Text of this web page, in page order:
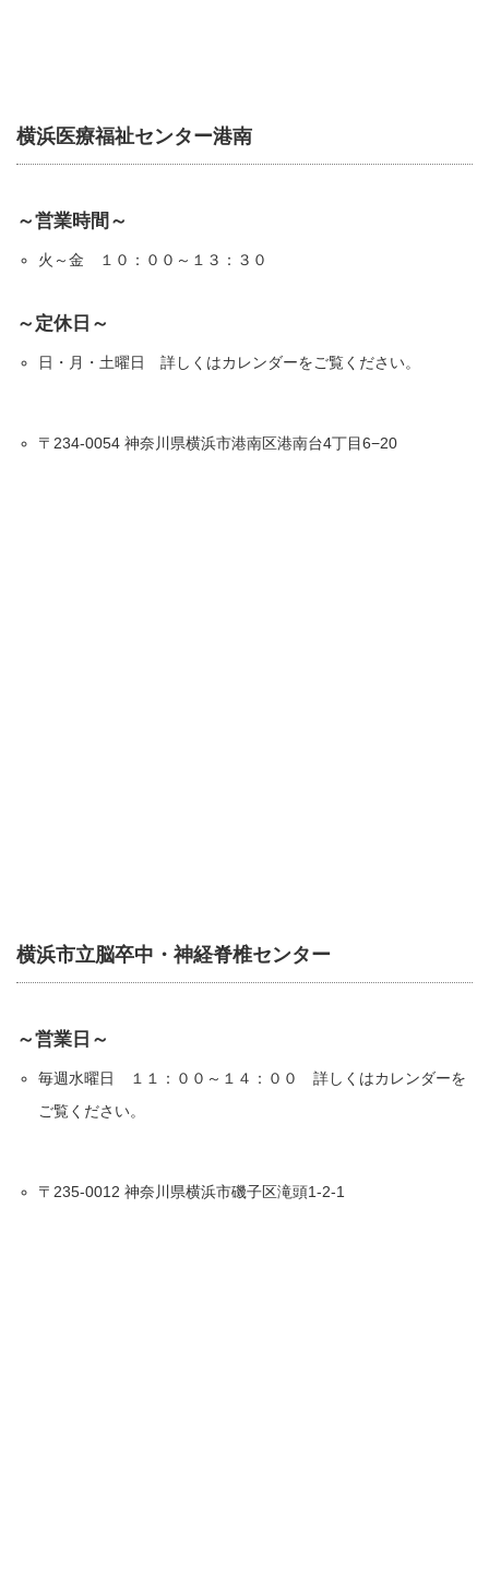
横浜医療福祉センター港南
～営業時間～
火～金 １０：００～１３：３０
～定休日～
日・月・土曜日 詳しくはカレンダーをご覧ください。
〒234-0054 神奈川県横浜市港南区港南台4丁目6−20
横浜市立脳卒中・神経脊椎センター
～営業日～
毎週水曜日 １１：００～１４：００ 詳しくはカレンダーを
ご覧ください。
〒235-0012 神奈川県横浜市磯子区滝頭1-2-1